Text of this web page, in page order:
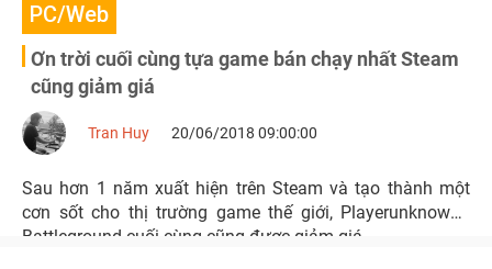
PC/Web
Ơn trời cuối cùng tựa game bán chạy nhất Steam
cũng giảm giá
Tran Huy 20/06/2018 09:00:00
Sau hơn 1 năm xuất hiện trên Steam và tạo thành một
cơn sốt cho thị trường game thế giới, Playerunknown's
Battleground cuối cùng cũng được giảm giá.